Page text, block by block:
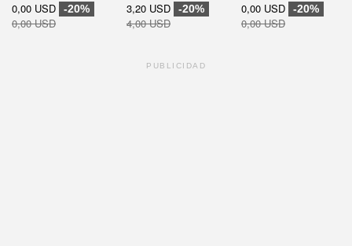
0,00 USD -20%
0,00 USD
3,20 USD -20%
4,00 USD
0,00 USD -20%
0,00 USD
PUBLICIDAD